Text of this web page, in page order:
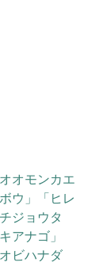
オオモンカエ
ウ」「ヒレ
ジョウタ
アナゴ」
ビハナダ